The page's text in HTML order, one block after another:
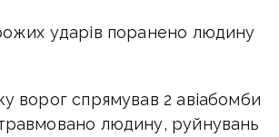
ударів поранено людину
ворог спрямував 2 авіабомби
людину, руйнувань